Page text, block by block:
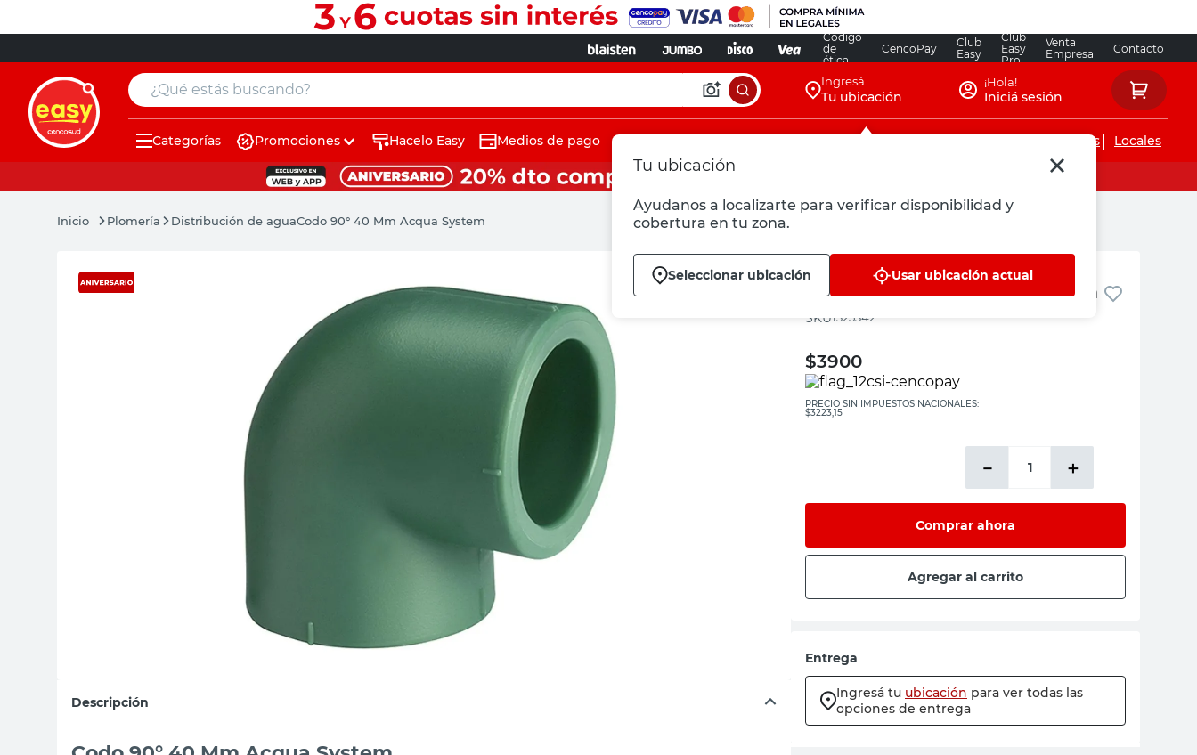
Código
de
ética
CencoPay
Club
Easy
Club
Easy
Pro
Venta
Empresa
Contacto
¿Qué estás buscando? Ingresá
Tu ubicación
Tu ubicación
Ayudanos a localizarte para verificar disponibilidad y
cobertura en tu zona.
Seleccionar ubicación Usar ubicación actual
¡Hola!
Iniciá sesión
Categorías Promociones Hacelo Easy Medios de pago Servicios de instalaciones Locales
Plomería Distribución de aguaCodo 90° 40 Mm Acqua System
Descripción
Acqua System
Codo 90° 40 Mm Acqua System
:1325342
$3900
PRECIO SIN IMPUESTOS NACIONALES:
$3223,15
＋
－
Comprar ahora
Agregar al carrito
Entrega
Ingresá tu ubicación para ver todas las
opciones de entrega
muebles